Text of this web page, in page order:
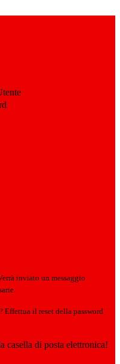
inviato un messaggio
Effettua il reset della password
casella di posta elettronica!